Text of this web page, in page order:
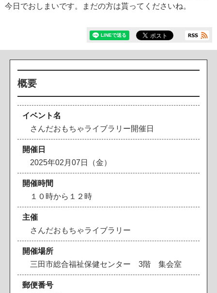
今日でおしまいです。まだの方は貰ってくださいね。
概要
イベント名
さんだおもちゃライブラリー開催日
開催日
2025年02月07日（金）
開催時間
１０時から１２時
主催
さんだおもちゃライブラリー
開催場所
三田市総合福祉保健センター 3階 集会室
郵便番号